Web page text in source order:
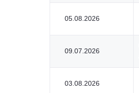
05.08.2026
09.07.2026
03.08.2026